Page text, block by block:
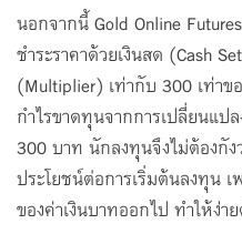
นอกจากนี้ Gold Online
ชำระราคาด้วยเงินสด (Cash
(Multiplier) เท่ากับ 300 เท่าข
กำไรขาดทุนจากการเปลี่ยนแป
300 บาท นักลงทุนจึงไม่ต้องกัง
ประโยชน์ต่อการเริ่มต้นลงทุน
ของค่าเงินบาทออกไป ทำให้ง่า